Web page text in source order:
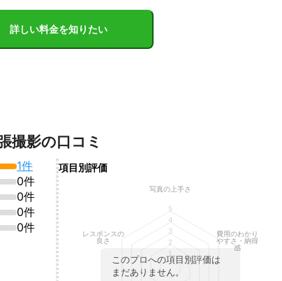
EXPERIMENTAL
FILM FESTIVAL - Selection
Off Global Network - Selection
詳しい料金を知りたい
撮影の口コミ
1件
0件
0件
0件
0件
項目別評価
このプロへの項目別評価は
まだありません。
写真の上手さ
費用のわかり
やすさ・納得
感
レスポンスの
良さ
1
2
3
4
5